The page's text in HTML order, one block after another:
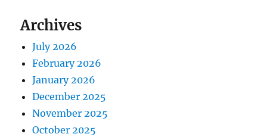
Archives
July 2026
February 2026
January 2026
December 2025
November 2025
October 2025